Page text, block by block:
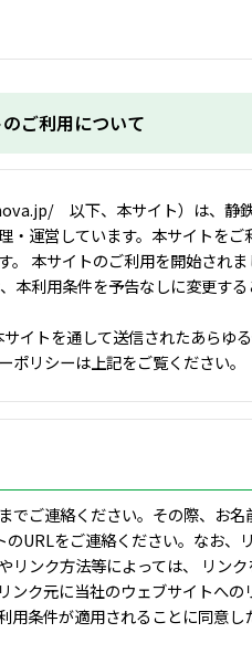
ご利用について
以下、本サイト）は、静
・運営しています。本サイトをご
。 本サイトのご利用を開始され
本利用条件を予告なしに変更す
イトを通して送信されたあらゆ
ポリシーは上記をご覧ください。
でご連絡ください。その際、お
URLをご連絡ください。なお、
ンク方法等によっては、 リン
ンク元に当社のウェブサイトへ
条件が適用されることに同意し